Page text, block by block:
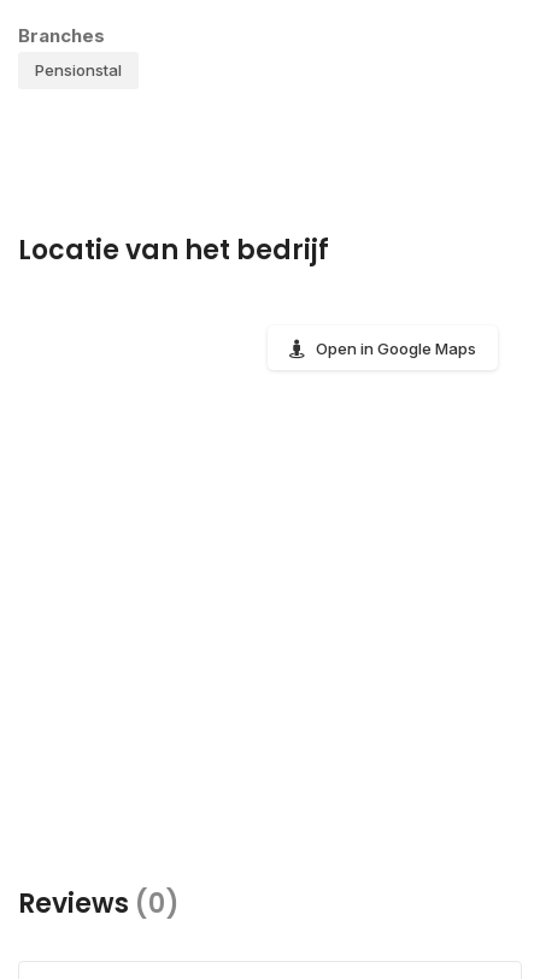
Branches
Pensionstal
Locatie van het bedrijf
Open in Google Maps
Reviews (0)